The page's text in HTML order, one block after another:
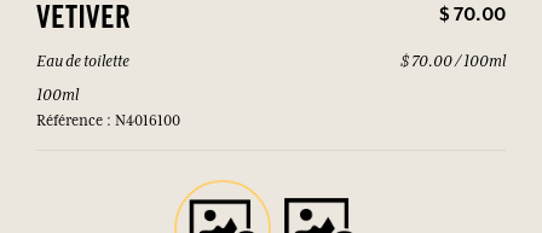
VETIVER $ 70.00
Eau de toilette
100ml
Référence : N4016100
$ 70.00 / 100ml